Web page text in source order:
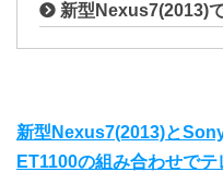
新型Nexus7(2013)
新型Nexus7(2013)と
ET1100の組み合わせで